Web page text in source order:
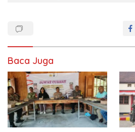
Baca Juga